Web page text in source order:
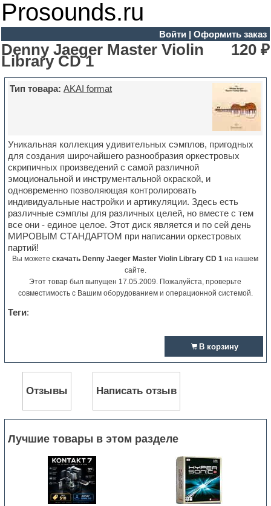
Prosounds.ru
Войти| Оформить заказ
Denny Jaeger Master Violin
Library CD 1
120 ₽
Тип товара: AKAI format
Уникальная коллекция удивительных сэмплов, пригодных
для создания широчайшего разнообразия оркестровых
скрипичных произведений с самой различной
эмоциональной и инструментальной окраской, и
одновременно позволяющая контролировать
индивидуальные настройки и артикуляции. Здесь есть
различные сэмплы для различных целей, но вместе с тем
все они - единое целое. Этот диск является и по сей день
МИРОВЫМ СТАНДАРТОМ при написании оркестровых
партий!
Вы можетескачать Denny Jaeger Master Violin Library CD 1 на нашем
сайте.
Этот товар был выпущен 17.05.2009. Пожалуйста, проверьте
совместимость с Вашим оборудованием и операционной системой.
Теги:
В корзину
Отзывы Написать отзыв
Лучшие товары в этом разделе